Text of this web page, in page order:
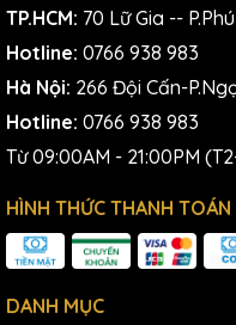
TP.HCM: 70 Lữ Gia --
Hotline: 0766 938 983
Hà Nội: 266 Đội Cấn-
Hotline: 0766 938 983
Từ 09:00AM - 21:00PM
HÌNH THỨC THANH TOÁN
DANH MỤC